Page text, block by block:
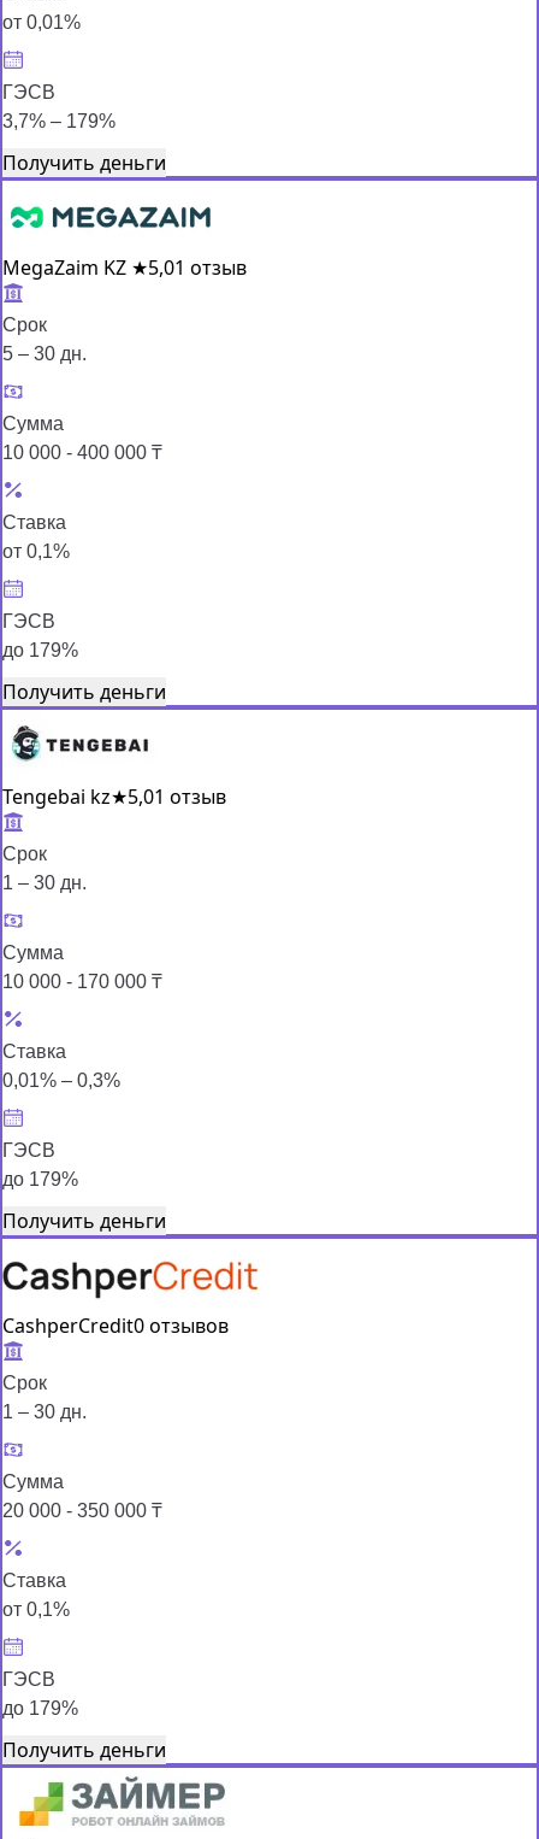
от 0,01%
ГЭСВ
3,7% – 179%
Получить деньги
MegaZaim KZ ★5,01 отзыв
Срок
5 – 30 дн.
Сумма
10 000 - 400 000 ₸
Ставка
от 0,1%
ГЭСВ
до 179%
Получить деньги
Tengebai kz★5,01 отзыв
Срок
1 – 30 дн.
Сумма
10 000 - 170 000 ₸
Ставка
0,01% – 0,3%
ГЭСВ
до 179%
Получить деньги
CashperCredit0 отзывов
Срок
1 – 30 дн.
Сумма
20 000 - 350 000 ₸
Ставка
от 0,1%
ГЭСВ
до 179%
Получить деньги